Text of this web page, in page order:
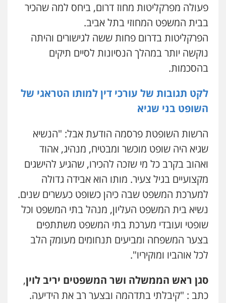
פעולה מפרקליטות מחוז דרום, ביחס למה שהכיר
בבית המשפט המחוזי בתל אביב.
הפרקליטות בדרום פחות ששה לגישורים והיתה
נוקשה יותר במהלך הנסיונות לסיים תיקים
בהסכמות.
לקט תגובות של עורכי דין למותו הטראגי של
השופט בני שגיא
הרשות השופטת פרסמה הודעת אבל: "הנשיא
שגיא היה שופט מוכשר ומבטיח, מנהיג, אהוד
ואהוב בקרב כל מי שזכה להכירו, שהגיע להישגים
מקצועיים בגיל צעיר. מותו הוא אבידה גדולה
למערכת המשפט שבה כיהן כשופט כעשרים שנים.
נשיא בית המשפט העליון, מנהל בתי המשפט וכל
שופטי ועובדי מערכת בתי המשפט משתתפים
בצער המשפחה ומביעים תנחומים מעומק הלב
לכל אוהביו ומוקיריו".
סגן ראש הממשלה ושר המשפטים יריב לוין,
כתב : "קיבלתי בתדהמה ובצער רב את הידיעה.